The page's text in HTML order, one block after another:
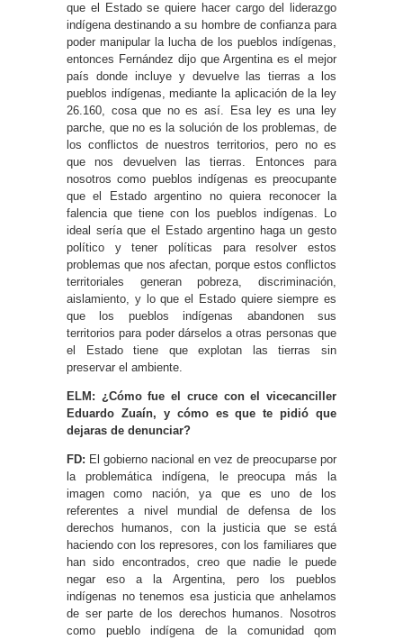
que el Estado se quiere hacer cargo del liderazgo
indígena destinando a su hombre de confianza para
poder manipular la lucha de los pueblos indígenas,
entonces Fernández dijo que Argentina es el mejor
país donde incluye y devuelve las tierras a los
pueblos indígenas, mediante la aplicación de la ley
26.160, cosa que no es así. Esa ley es una ley
parche, que no es la solución de los problemas, de
los conflictos de nuestros territorios, pero no es
que nos devuelven las tierras. Entonces para
nosotros como pueblos indígenas es preocupante
que el Estado argentino no quiera reconocer la
falencia que tiene con los pueblos indígenas. Lo
ideal sería que el Estado argentino haga un gesto
político y tener políticas para resolver estos
problemas que nos afectan, porque estos conflictos
territoriales generan pobreza, discriminación,
aislamiento, y lo que el Estado quiere siempre es
que los pueblos indígenas abandonen sus
territorios para poder dárselos a otras personas que
el Estado tiene que explotan las tierras sin
preservar el ambiente.
ELM: ¿Cómo fue el cruce con el vicecanciller
Eduardo Zuaín, y cómo es que te pidió que
dejaras de denunciar?
FD: El gobierno nacional en vez de preocuparse por
la problemática indígena, le preocupa más la
imagen como nación, ya que es uno de los
referentes a nivel mundial de defensa de los
derechos humanos, con la justicia que se está
haciendo con los represores, con los familiares que
han sido encontrados, creo que nadie le puede
negar eso a la Argentina, pero los pueblos
indígenas no tenemos esa justicia que anhelamos
de ser parte de los derechos humanos. Nosotros
como pueblo indígena de la comunidad qom